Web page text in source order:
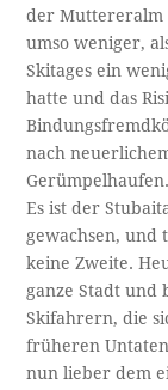
der Muttereralm
umso weniger,
Skitages ein
hatte und das
nach
Es ist der
gewachsen, und
keine Zweite.
ganze Stadt und
Skifahrern, die
früheren
nun lieber dem